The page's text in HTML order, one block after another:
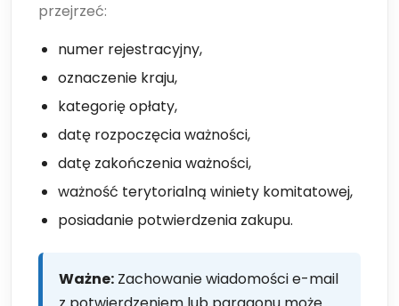
przejrzeć:
numer rejestracyjny,
oznaczenie kraju,
kategorię opłaty,
datę rozpoczęcia ważności,
datę zakończenia ważności,
ważność terytorialną winiety komitatowej,
posiadanie potwierdzenia zakupu.
Ważne: Zachowanie wiadomości e-mail